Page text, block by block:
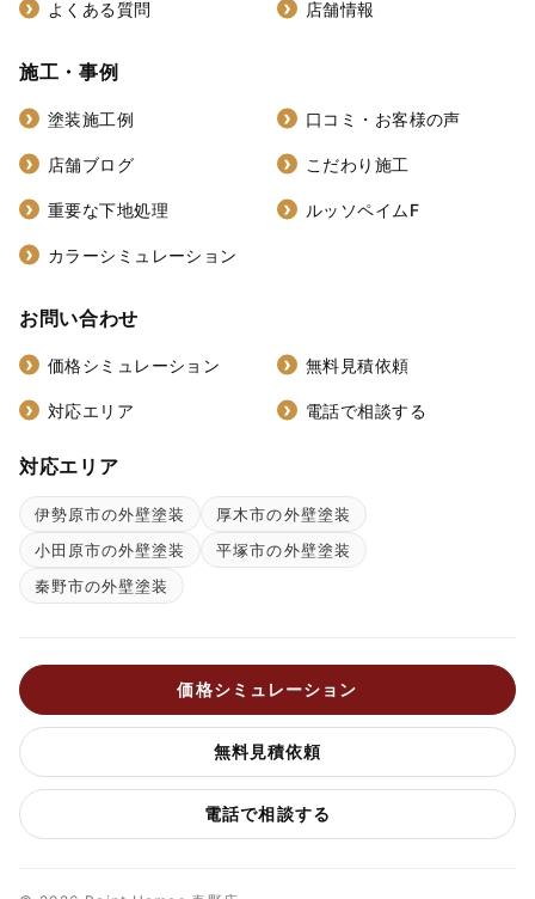
よくある質問 店舗情報
施工・事例
塗装施工例 口コミ・お客様の声
店舗ブログ こだわり施工
重要な下地処理 ルッソペイムF
カラーシミュレーション
お問い合わせ
価格シミュレーション 無料見積依頼
対応エリア 電話で相談する
対応エリア
伊勢原市の外壁塗装
厚木市の外壁塗装
小田原市の外壁塗装
平塚市の外壁塗装
秦野市の外壁塗装
価格シミュレーション
無料見積依頼
電話で相談する